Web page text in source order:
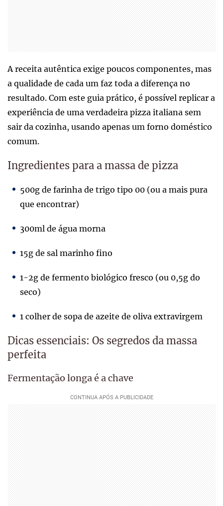
A receita autêntica exige poucos componentes, mas
a qualidade de cada um faz toda a diferença no
resultado. Com este guia prático, é possível replicar a
experiência de uma verdadeira pizza italiana sem
sair da cozinha, usando apenas um forno doméstico
comum.
Ingredientes para a massa de pizza
500g de farinha de trigo tipo 00 (ou a mais pura
que encontrar)
300ml de água morna
15g de sal marinho fino
1-2g de fermento biológico fresco (ou 0,5g do
seco)
1 colher de sopa de azeite de oliva extravirgem
Dicas essenciais: Os segredos da massa
perfeita
Fermentação longa é a chave